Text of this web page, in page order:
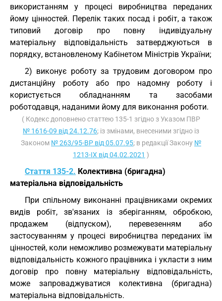
використанням у процесі виробництва переданих
йому цінностей. Перелік таких посад і робіт, а також
типовий договір про повну індивідуальну
матеріальну відповідальність затверджуються в
порядку, встановленому Кабінетом Міністрів України;
2) виконує роботу за трудовим договором про
дистанційну роботу або про надомну роботу і
користується обладнанням та засобами
роботодавця, наданими йому для виконання роботи.
( Кодекс доповнено статтею 135-1 згідно з Указом ПВР
№ 1616-09 від 24.12.76; із змінами, внесеними згідно із
Законом № 263/95-ВР від 05.07.95; в редакції Закону №
1213-IX від 04.02.2021 )
Стаття 135-2. Колективна (бригадна)
матеріальна відповідальність
При спільному виконанні працівниками окремих
видів робіт, зв'язаних із зберіганням, обробкою,
продажем (відпуском), перевезенням або
застосуванням у процесі виробництва переданих їм
цінностей, коли неможливо розмежувати матеріальну
відповідальність кожного працівника і укласти з ним
договір про повну матеріальну відповідальність,
може запроваджуватися колективна (бригадна)
матеріальна відповідальність.